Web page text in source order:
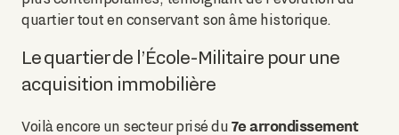
quartier tout en conservant son âme historique.
Le quartier de l’École-Militaire pour une
acquisition immobilière
Voilà encore un secteur prisé du 7e arrondissement